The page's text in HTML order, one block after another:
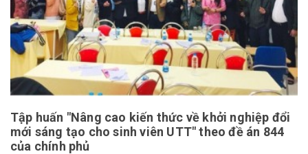
Tập huấn "Nâng cao kiến thức về khởi nghiệp đổi
mới sáng tạo cho sinh viên UTT" theo đề án 844
của chính phủ